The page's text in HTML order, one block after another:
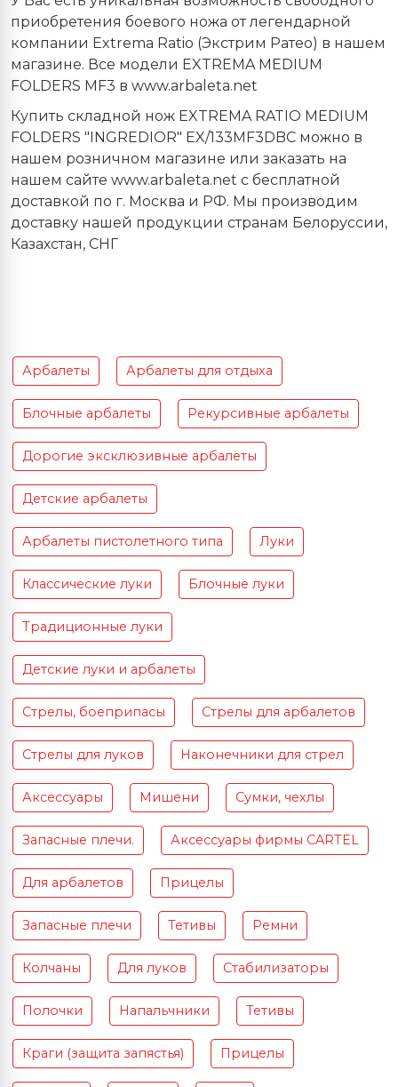
приобретения боевого ножа от легендарной
компании Extrema Ratio (Экстрим Ратео) в нашем
магазине. Все модели EXTREMA MEDIUM
FOLDERS MF3 в www.arbaleta.net
Купить складной нож EXTREMA RATIO MEDIUM
FOLDERS "INGREDIOR" EX/133MF3DBC можно в
нашем розничном магазине или заказать на
нашем сайте www.arbaleta.net с бесплатной
доставкой по г. Москва и РФ. Мы производим
доставку нашей продукции странам Белоруссии,
Казахстан, СНГ
Арбалеты Арбалеты для отдыха
Блочные арбалеты Рекурсивные арбалеты
Дорогие эксклюзивные арбалеты
Детские арбалеты
Арбалеты пистолетного типа Луки
Классические луки Блочные луки
Традиционные луки
Детские луки и арбалеты
Стрелы, боеприпасы Стрелы для арбалетов
Стрелы для луков Наконечники для стрел
Аксессуары Мишени Сумки, чехлы
Запасные плечи. Аксессуары фирмы CARTEL
Для арбалетов Прицелы
Запасные плечи Тетивы Ремни
Колчаны Для луков Стабилизаторы
Полочки Напальчники Тетивы
Краги (защита запястья) Прицелы